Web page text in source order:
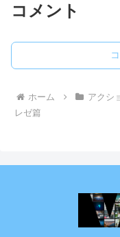
コメント
ホーム アクシ
レゼ篇